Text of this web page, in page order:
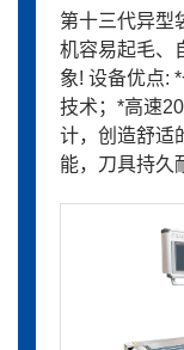
第十三代异型
机容易起毛、
象! 设备优点:
技术；*高速
计，创造舒适
能，刀具持久